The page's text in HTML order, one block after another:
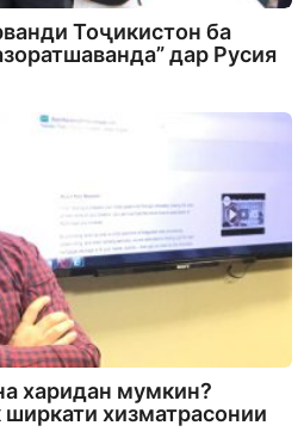
Тоҷикистон ба
дар Русия
харидан мумкин?
хизматрасонии